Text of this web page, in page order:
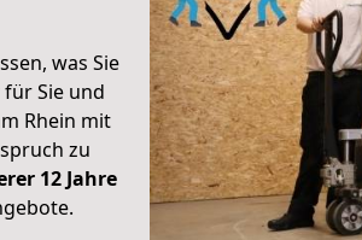
was Sie
Sie und
Rhein mit
zu
12 Jahre